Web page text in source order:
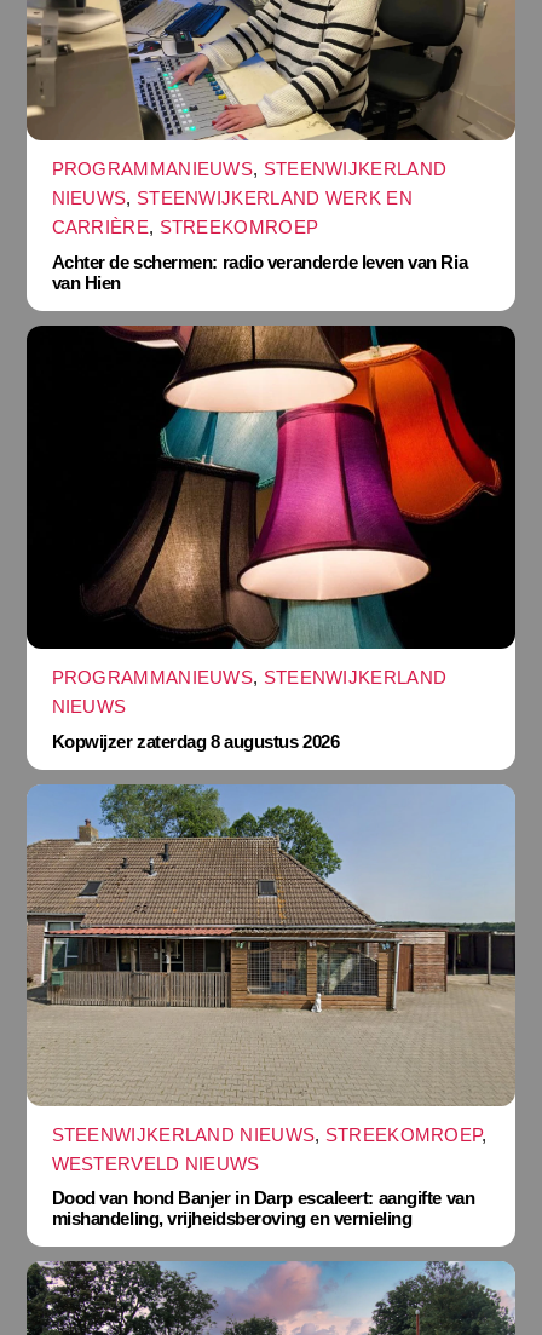
PROGRAMMANIEUWS, STEENWIJKERLAND
NIEUWS, STEENWIJKERLAND WERK EN
CARRIÈRE, STREEKOMROEP
Achter de schermen: radio veranderde leven van Ria
van Hien
PROGRAMMANIEUWS, STEENWIJKERLAND
NIEUWS
Kopwijzer zaterdag 8 augustus 2026
STEENWIJKERLAND NIEUWS, STREEKOMROEP,
WESTERVELD NIEUWS
Dood van hond Banjer in Darp escaleert: aangifte van
mishandeling, vrijheidsberoving en vernieling